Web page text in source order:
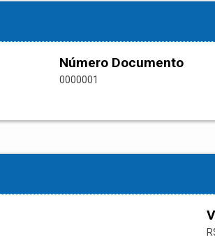
Número Documento
0000001